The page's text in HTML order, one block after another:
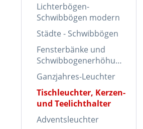
Lichterbögen-
Schwibbögen modern
Städte - Schwibbögen
Fensterbänke und
Schwibbogenerhöhungen
Ganzjahres-Leuchter
Tischleuchter, Kerzen-
und Teelichthalter
Adventsleuchter